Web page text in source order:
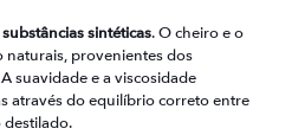
sintéticas. O cheiro e o
naturais, provenientes dos
suavidade e a viscosidade
através do equilíbrio correto entre